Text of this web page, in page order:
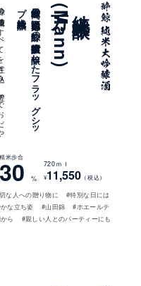
万(Mann)
最高峰の
酒米「山田錦」を
酔鯨の
醸造技術で
醸し
た
フ
ラ
ッ
グ
シ
ッ
プ
純米大吟醸
の
精米歩合
30%
720ｍｌ
¥11,550 （税込）
な人への贈り物に
#特別な日には
な立ち姿 #山田錦
#ホエールテ
ら
#親しい人とのパーティーにも